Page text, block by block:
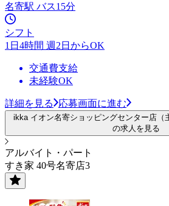
名寄駅 バス15分
シフト
1日4時間 週2日からOK
交通費支給
未経験OK
詳細を見る 応募画面に進む
ikka イオン名寄ショッピングセンター店（
の求人を見る
アルバイト・パート
すき家 40号名寄店3